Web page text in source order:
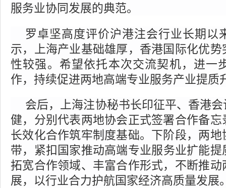
服务业协同发展的典范。
罗卓坚高度评价沪港注会行业长期以
示，上海产业基础雄厚，香港国际化优
性较强。希望依托本次交流契机，进一
作， 持续促进两地高端专业服务产业提质
会后， 上海注协秘书长印征平、香港
健，分别代表两地协会正式签署合作备
长效化合作筑牢制度基础。下阶段，两
带， 紧扣国家推动高端专业服务业扩能
拓宽合作领域、丰富合作形式，不断推
展，以行业合力护航国家经济高质量发展